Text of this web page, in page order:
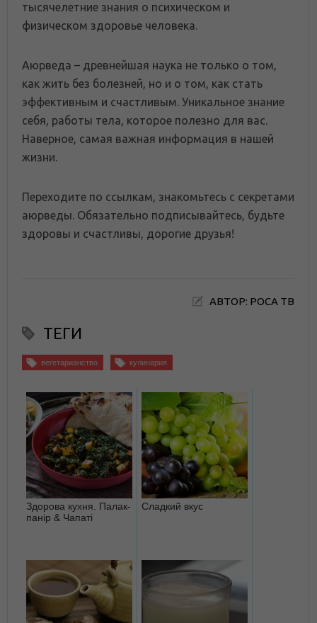
тысячелетние знания о психическом и
физическом здоровье человека.
Аюрведа – древнейшая наука не только о том,
как жить без болезней, но и о том, как стать
эффективным и счастливым. Уникальное знание
себя, работы тела, которое полезно для вас.
Наверное, самая важная информация в нашей
жизни.
Переходите по ссылкам, знакомьтесь с секретами
аюрведы. Обязательно подписывайтесь, будьте
здоровы и счастливы, дорогие друзья!
АВТОР: РОСА ТВ
ТЕГИ
вегетарианство кулинария
Здорова кухня. Палак-
панір & Чапаті
Сладкий вкус